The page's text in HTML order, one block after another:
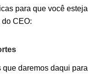
para que você esteja
CEO:
daremos daqui para